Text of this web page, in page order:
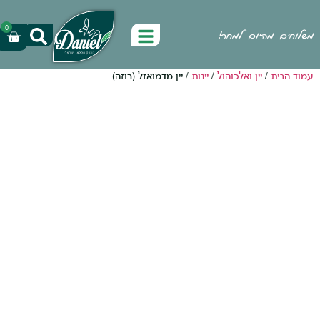
למחר!
0
יין ואלכוהול /יינות/ יין מדמואזל (רוזה)